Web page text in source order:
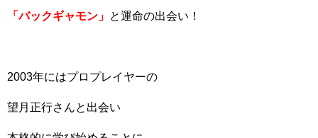
「バックギャモン」 と運命の出会い！
2003年にはプロプレイヤーの
望月正行さんと出会い